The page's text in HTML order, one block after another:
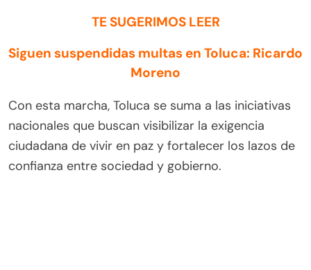
TE SUGERIMOS LEER
Siguen suspendidas multas en Toluca: Ricardo
Moreno
Con esta marcha, Toluca se suma a las iniciativas
nacionales que buscan visibilizar la exigencia
ciudadana de vivir en paz y fortalecer los lazos de
confianza entre sociedad y gobierno.